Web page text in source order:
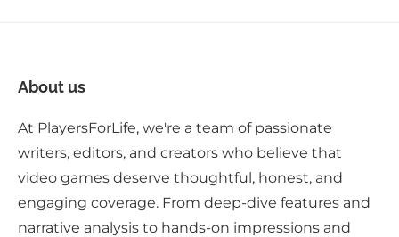
About us
At PlayersForLife, we're a team of passionate
writers, editors, and creators who believe that
video games deserve thoughtful, honest, and
engaging coverage. From deep-dive features and
narrative analysis to hands-on impressions and